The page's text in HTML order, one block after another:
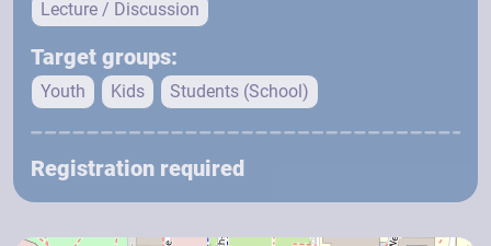
Lecture / Discussion
Target groups:
Youth Kids Students (School)
Registration required